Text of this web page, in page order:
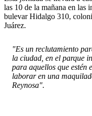
las 10 de la mañana en las
bulevar Hidalgo 310,
Juárez.
"Es un reclutamiento
la ciudad, en el parque
para aquellos que estén
laborar en una
Reynosa".